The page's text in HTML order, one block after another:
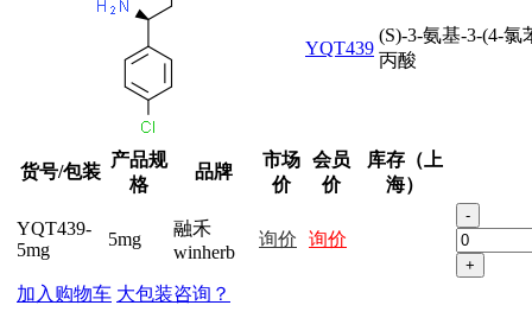
YQT439
(S)-3-氨基-3-(4-氯
丙酸
货号/包装
产品规
格
品牌
市场
价
会员
价
库存（上
海）
YQT439-
5mg
5mg
融禾
winherb
询价 询价
-
+
加入购物车 大包装咨询？